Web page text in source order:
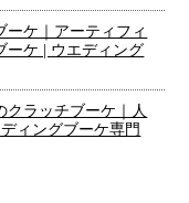
ーケ｜アーティフィ
ーケ | ウエディング
クラッチブーケ｜人
ィングブーケ専門